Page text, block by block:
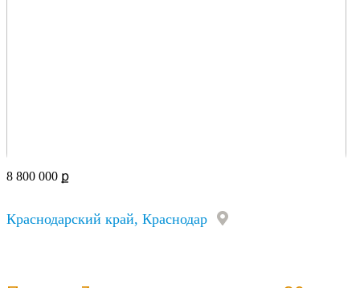
8 800 000 ք
Краснодарский край, Краснодар